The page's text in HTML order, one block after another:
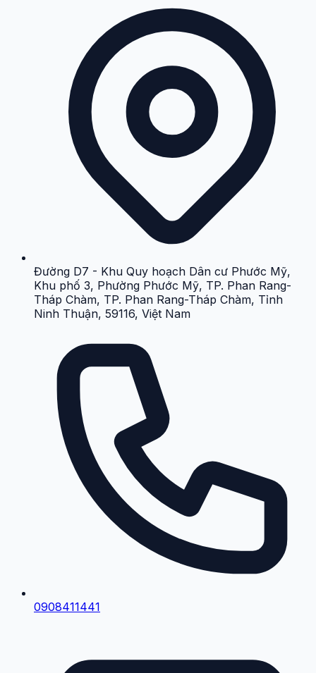
Đường D7 - Khu Quy hoạch Dân cư Phước Mỹ,
Khu phố 3, Phường Phước Mỹ, TP. Phan Rang-
Tháp Chàm, TP. Phan Rang-Tháp Chàm, Tỉnh
Ninh Thuận, 59116, Việt Nam
0908411441